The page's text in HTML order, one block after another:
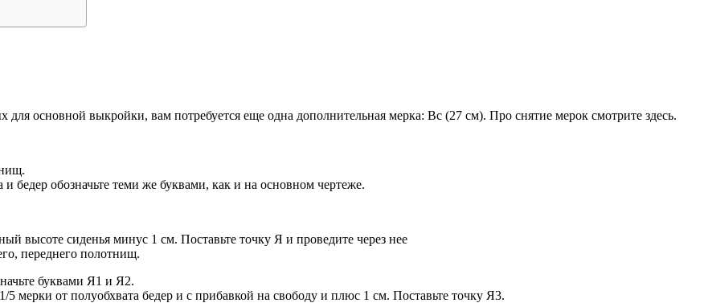
основной выкройки, вам потребуется еще одна дополнительная мерка: Вс (27 см). Про снятие мерок смотрите здесь.
бедер обозначьте теми же буквами, как и на основном чертеже.
высоте сиденья минус 1 см. Поставьте точку Я и проведите через нее
переднего полотнищ.
буквами Я1 и Я2.
мерки от полуобхвата бедер и с прибавкой на свободу и плюс 1 см. Поставьте точку Я3.